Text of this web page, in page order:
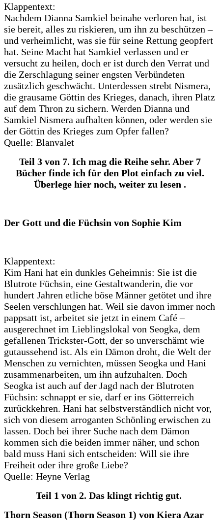
Klappentext:
Nachdem Dianna Samkiel beinahe verloren hat, ist
sie bereit, alles zu riskieren, um ihn zu beschützen –
und verheimlicht, was sie für seine Rettung geopfert
hat. Seine Macht hat Samkiel verlassen und er
versucht zu heilen, doch er ist durch den Verrat und
die Zerschlagung seiner engsten Verbündeten
zusätzlich geschwächt. Unterdessen strebt Nismera,
die grausame Göttin des Krieges, danach, ihren Platz
auf dem Thron zu sichern. Werden Dianna und
Samkiel Nismera aufhalten können, oder werden sie
der Göttin des Krieges zum Opfer fallen?
Quelle: Blanvalet
Teil 3 von 7. Ich mag die Reihe sehr. Aber 7
Bücher finde ich für den Plot einfach zu viel.
Überlege hier noch, weiter zu lesen .
Der Gott und die Füchsin von Sophie Kim
Klappentext:
Kim Hani hat ein dunkles Geheimnis: Sie ist die
Blutrote Füchsin, eine Gestaltwanderin, die vor
hundert Jahren etliche böse Männer getötet und ihre
Seelen verschlungen hat. Weil sie davon immer noch
pappsatt ist, arbeitet sie jetzt in einem Café –
ausgerechnet im Lieblingslokal von Seogka, dem
gefallenen Trickster-Gott, der so unverschämt wie
gutaussehend ist. Als ein Dämon droht, die Welt der
Menschen zu vernichten, müssen Seogka und Hani
zusammenarbeiten, um ihn aufzuhalten. Doch
Seogka ist auch auf der Jagd nach der Blutroten
Füchsin: schnappt er sie, darf er ins Götterreich
zurückkehren. Hani hat selbstverständlich nicht vor,
sich von diesem arroganten Schönling erwischen zu
lassen. Doch bei ihrer Suche nach dem Dämon
kommen sich die beiden immer näher, und schon
bald muss Hani sich entscheiden: Will sie ihre
Freiheit oder ihre große Liebe?
Quelle: Heyne Verlag
Teil 1 von 2. Das klingt richtig gut.
Thorn Season (Thorn Season 1) von Kiera Azar